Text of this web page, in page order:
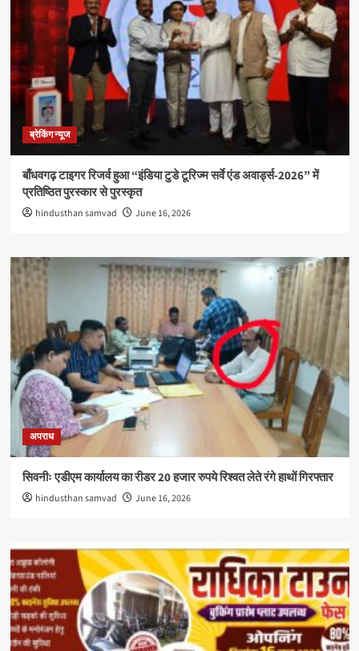
ब्रेकिंग न्यूज
बाँधवगढ़ टाइगर रिजर्व हुआ “इंडिया टुडे टूरिज्म सर्वे एंड अवार्ड्स-2026” में
प्रतिष्ठित पुरस्कार से पुरस्कृत
hindusthan samvad June 16, 2026
अपराध
सिवनीः एडीएम कार्यालय का रीडर 20 हजार रुपये रिश्वत लेते रंगे हाथों गिरफ्तार
hindusthan samvad June 16, 2026